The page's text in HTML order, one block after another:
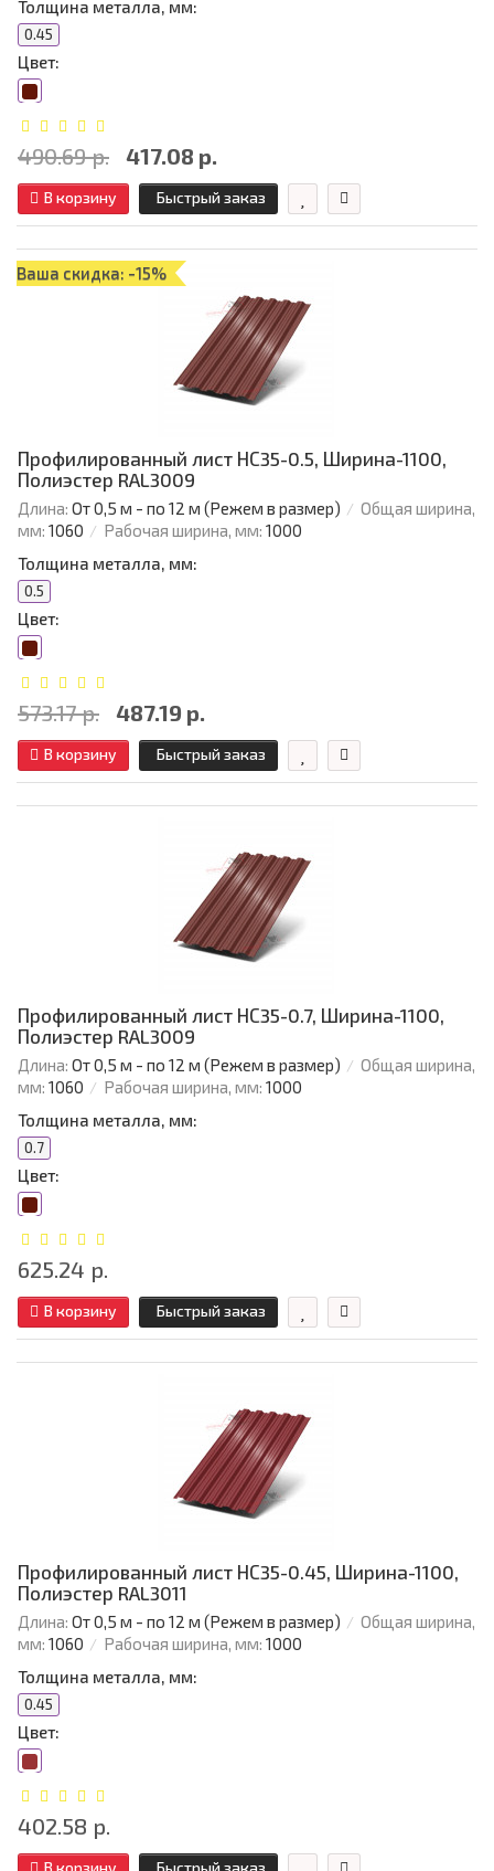
Толщина металла, мм:
0.45
Цвет:
490.69 р. 417.08 р.
В корзину Быстрый заказ
Ваша скидка: -15%
Профилированный лист НС35-0.5, Ширина-1100,
Полиэстер RAL3009
Длина: От 0,5 м - по 12 м (Режем в размер)
Общая ширина,
мм: 1060 Рабочая ширина, мм: 1000
Толщина металла, мм:
0.5
Цвет:
573.17 р. 487.19 р.
В корзину Быстрый заказ
Профилированный лист НС35-0.7, Ширина-1100,
Полиэстер RAL3009
Длина: От 0,5 м - по 12 м (Режем в размер)
Общая ширина,
мм: 1060 Рабочая ширина, мм: 1000
Толщина металла, мм:
0.7
Цвет:
625.24 р.
В корзину Быстрый заказ
Профилированный лист НС35-0.45, Ширина-1100,
Полиэстер RAL3011
Длина: От 0,5 м - по 12 м (Режем в размер)
Общая ширина,
мм: 1060 Рабочая ширина, мм: 1000
Толщина металла, мм:
0.45
Цвет:
402.58 р.